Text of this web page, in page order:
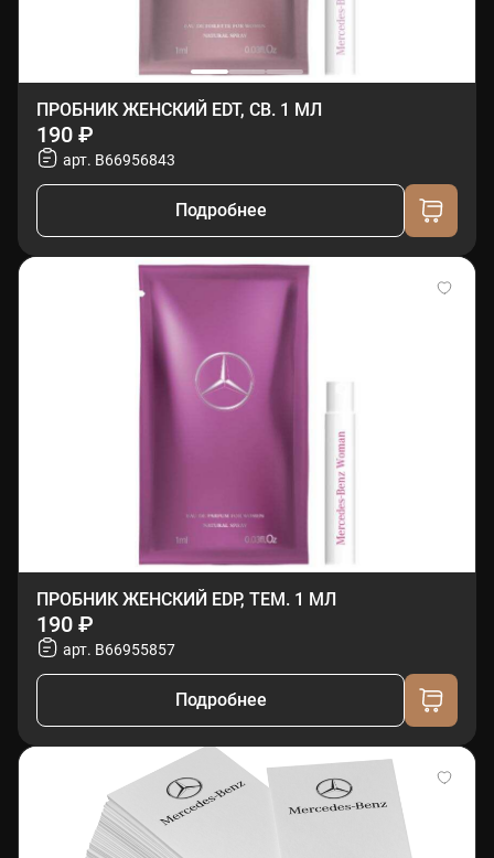
ПРОБНИК ЖЕНСКИЙ EDT, СВ. 1 МЛ
190 ₽
арт. B66956843
Подробнее
ПРОБНИК ЖЕНСКИЙ EDP, ТЕМ. 1 МЛ
190 ₽
арт. B66955857
Подробнее